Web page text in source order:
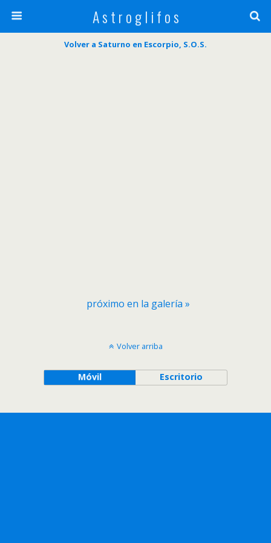
A s t r o g l i f o s
Volver a Saturno en Escorpio, S.O.S.
próximo en la galería »
Volver arriba
Móvil Escritorio